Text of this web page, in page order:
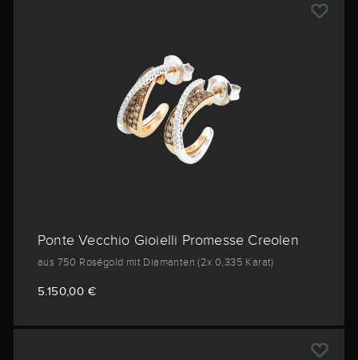
Ponte Vecchio Gioielli Promesse Creolen
aus 750 Roségold mit Diamanten (2x 0,335 Karat)
5.150,00 €